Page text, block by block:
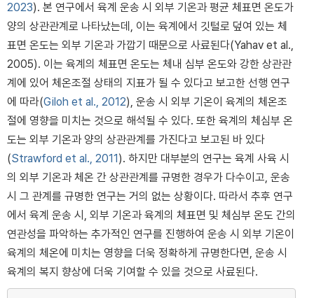
2023). 본 연구에서 육계 운송 시 외부 기온과 평균 체표면 온도가
양의 상관관계로 나타났는데, 이는 육계에서 깃털로 덮여 있는 체
표면 온도는 외부 기온과 가깝기 때문으로 사료된다(Yahav et al.,
2005). 이는 육계의 체표면 온도는 체내 심부 온도와 강한 상관관
계에 있어 체온조절 상태의 지표가 될 수 있다고 보고한 선행 연구
에 따라(Giloh et al., 2012), 운송 시 외부 기온이 육계의 체온조
절에 영향을 미치는 것으로 해석될 수 있다. 또한 육계의 체심부 온
도는 외부 기온과 양의 상관관계를 가진다고 보고된 바 있다
(Strawford et al., 2011). 하지만 대부분의 연구는 육계 사육 시
의 외부 기온과 체온 간 상관관계를 규명한 경우가 다수이고, 운송
시 그 관계를 규명한 연구는 거의 없는 상황이다. 따라서 추후 연구
에서 육계 운송 시, 외부 기온과 육계의 체표면 및 체심부 온도 간의
연관성을 파악하는 추가적인 연구를 진행하여 운송 시 외부 기온이
육계의 체온에 미치는 영향을 더욱 정확하게 규명한다면, 운송 시
육계의 복지 향상에 더욱 기여할 수 있을 것으로 사료된다.